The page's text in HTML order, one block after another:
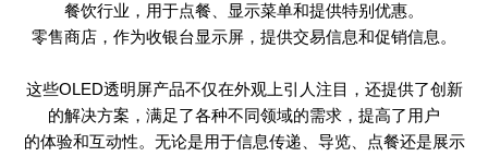
餐饮行业，用于点餐、显示菜单和提供特别优惠。
零售商店，作为收银台显示屏，提供交易信息和促销信息。
这些OLED透明屏产品不仅在外观上引人注目，还提供了创新
的解决方案，满足了各种不同领域的需求，提高了用户
的体验和互动性。无论是用于信息传递、导览、点餐还是展示